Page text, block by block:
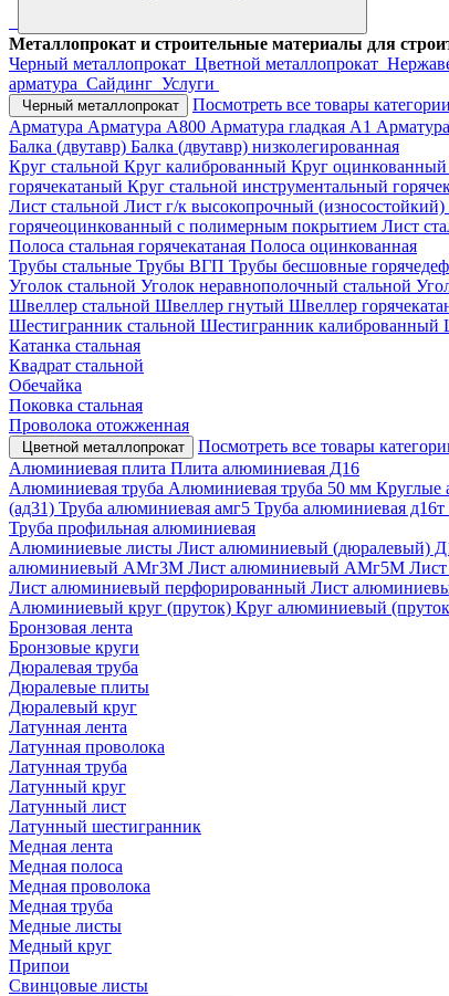
Металлопрокат и строительные материалы для
Черный металлопрокат Цветной металлопрокат
арматура Сайдинг Услуги
Черный металлопрокат
Посмотреть все товары категории
Арматура Арматура А800 Арматура гладкая А1
Балка (двутавр) Балка (двутавр) низколегированная
Круг стальной Круг калиброванный Круг оцинкованный
горячекатаный Круг стальной инструментальный
Лист стальной Лист г/к высокопрочный (износостойкий)
горячеоцинкованный с полимерным покрытием Лист
Полоса стальная горячекатаная Полоса оцинкованная
Трубы стальные Трубы ВГП Трубы бесшовные
Уголок стальной Уголок неравнополочный стальной
Швеллер стальной Швеллер гнутый Швеллер
Шестигранник стальной Шестигранник калиброванный
Катанка стальная
Квадрат стальной
Обечайка
Поковка стальная
Проволока отожженная
Цветной металлопрокат
Посмотреть все товары
Алюминиевая плита Плита алюминиевая Д16
Алюминиевая труба Алюминиевая труба 50 мм Круглые
(ад31) Труба алюминиевая амг5 Труба алюминиевая д16т
Труба профильная алюминиевая
Алюминиевые листы Лист алюминиевый (дюралевый)
алюминиевый АМг3М Лист алюминиевый АМг5М
Лист алюминиевый перфорированный Лист
Алюминиевый круг (пруток) Круг алюминиевый
Бронзовая лента
Бронзовые круги
Дюралевая труба
Дюралевые плиты
Дюралевый круг
Латунная лента
Латунная проволока
Латунная труба
Латунный круг
Латунный лист
Латунный шестигранник
Медная лента
Медная полоса
Медная проволока
Медная труба
Медные листы
Медный круг
Припои
Свинцовые листы